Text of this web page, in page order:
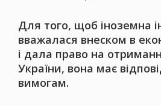
Для того, щоб іноземна
вважалася внеском в
і дала право на
України, вона має
вимогам.